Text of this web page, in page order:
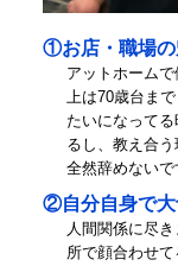
①お店・職場の
アットホーム
上は70歳台ま
たいになって
るし、教え合
全然辞めないで
②自分自身で大
人間関係に尽
所で顔合わせ